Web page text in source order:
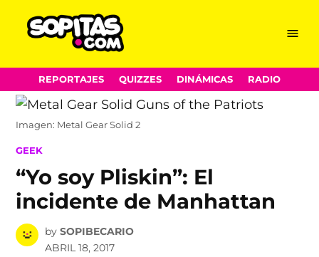
Skip
to
content
Menu
REPORTAJES QUIZZES DINÁMICAS RADIO
Imagen: Metal Gear Solid 2
POSTED
GEEK
“Yo soy Pliskin”: El
incidente de Manhattan
by SOPIBECARIO
ABRIL 18, 2017